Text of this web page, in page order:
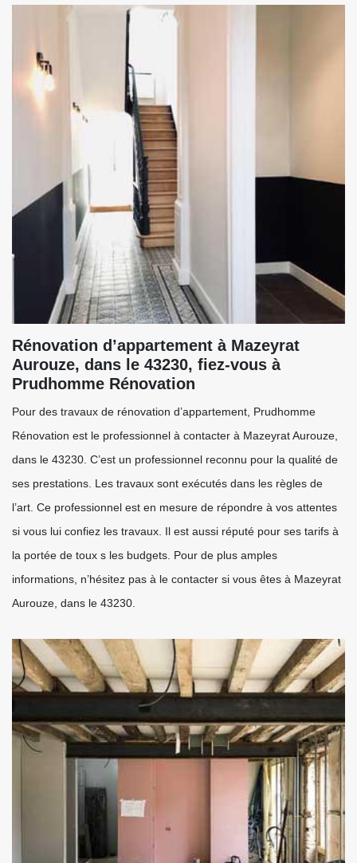
Rénovation d’appartement à Mazeyrat
Aurouze, dans le 43230, fiez-vous à
Prudhomme Rénovation
Pour des travaux de rénovation d’appartement, Prudhomme
Rénovation est le professionnel à contacter à Mazeyrat Aurouze,
dans le 43230. C’est un professionnel reconnu pour la qualité de
ses prestations. Les travaux sont exécutés dans les règles de
l’art. Ce professionnel est en mesure de répondre à vos attentes
si vous lui confiez les travaux. Il est aussi réputé pour ses tarifs à
la portée de toux s les budgets. Pour de plus amples
informations, n’hésitez pas à le contacter si vous êtes à Mazeyrat
Aurouze, dans le 43230.